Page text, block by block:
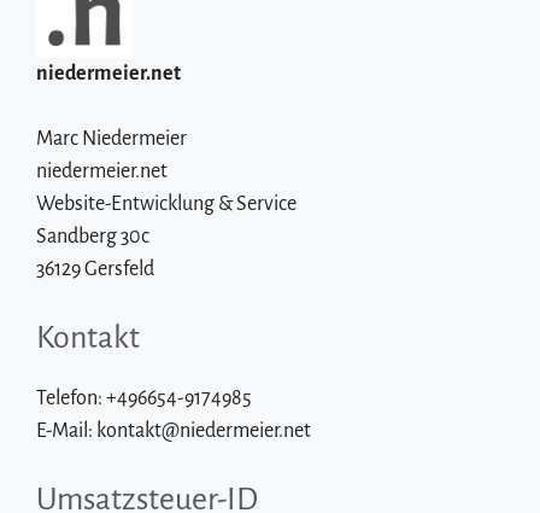
niedermeier.net
Marc Niedermeier
niedermeier.net
Website-Entwicklung & Service
Sandberg 30c
36129 Gersfeld
Kontakt
Telefon: +496654-9174985
E-Mail: kontakt@niedermeier.net
Umsatzsteuer-ID